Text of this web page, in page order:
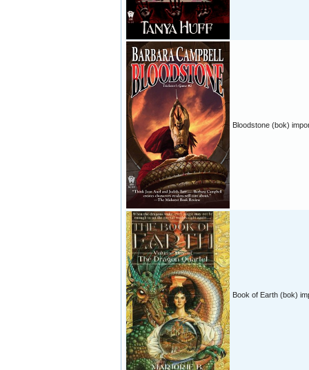
Bloodstone (bok)
Book of Earth (bok)